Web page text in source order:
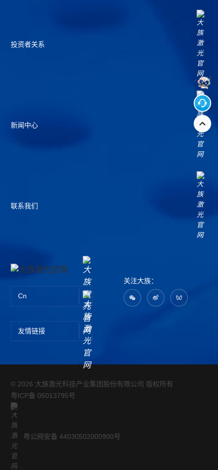
Cn
关注大族：
友情链接
投资者关系
新闻中心
联系我们
© 2026 大族激光科技产业集团股份有限公司 版权所有
粤ICP备 05013795号
粤公网安备 44030502000900号